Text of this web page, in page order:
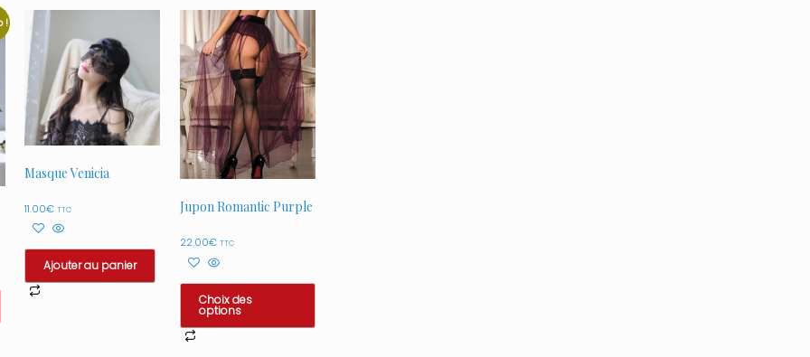
!
Masque Venicia
11.00€ TTC
Ajouter au panier
Jupon Romantic Purple
22.00€ TTC
Choix des
options